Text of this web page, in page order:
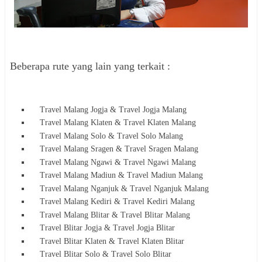
Beberapa rute yang lain yang terkait :
Travel Malang Jogja & Travel Jogja Malang
Travel Malang Klaten & Travel Klaten Malang
Travel Malang Solo & Travel Solo Malang
Travel Malang Sragen & Travel Sragen Malang
Travel Malang Ngawi & Travel Ngawi Malang
Travel Malang Madiun & Travel Madiun Malang
Travel Malang Nganjuk & Travel Nganjuk Malang
Travel Malang Kediri & Travel Kediri Malang
Travel Malang Blitar & Travel Blitar Malang
Travel Blitar Jogja & Travel Jogja Blitar
Travel Blitar Klaten & Travel Klaten Blitar
Travel Blitar Solo & Travel Solo Blitar